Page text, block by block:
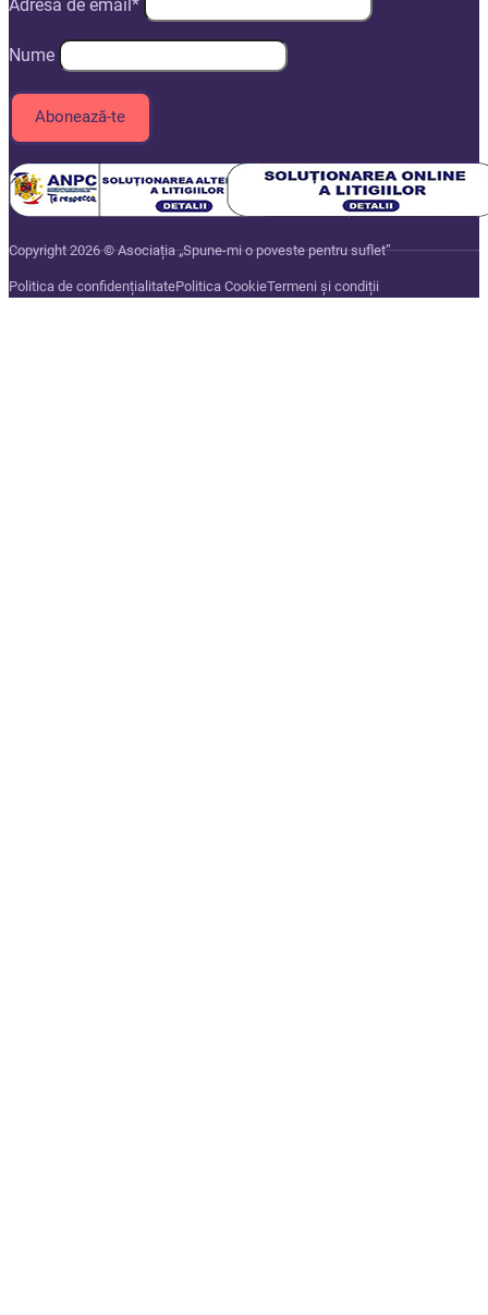
Adresa de email*
Nume
Copyright 2026 © Asociația „Spune-mi o poveste pentru suflet”
Politica de confidențialitatePolitica CookieTermeni și condiții